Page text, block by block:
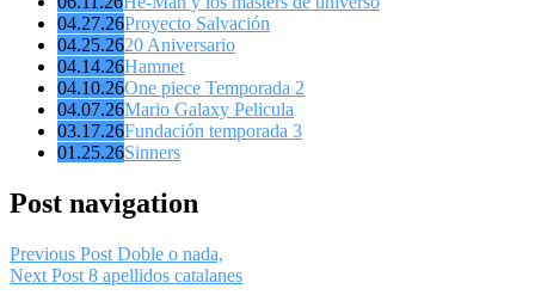
04.27.26Proyecto Salvación
04.25.2620 Aniversario
04.14.26Hamnet
04.10.26One piece Temporada 2
04.07.26Mario Galaxy Pelicula
03.17.26Fundación temporada 3
01.25.26Sinners
Post navigation
Previous Post Doble o nada,
Next Post 8 apellidos catalanes